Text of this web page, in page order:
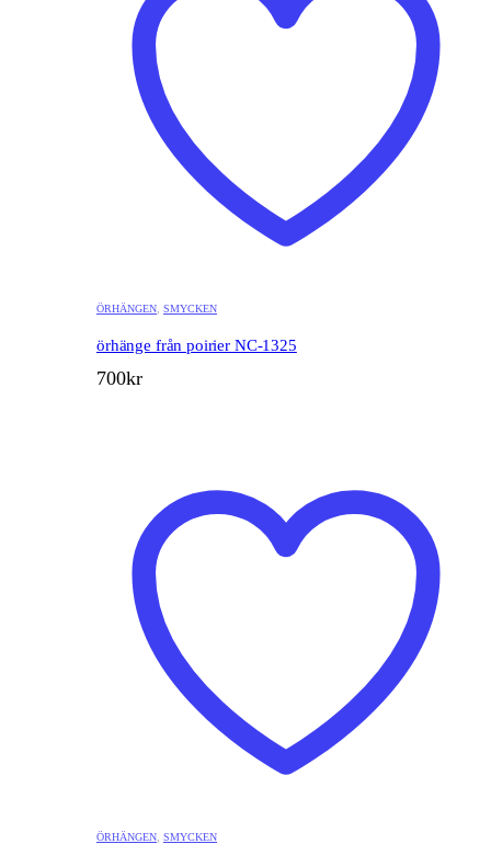
ÖRHÄNGEN SMYCKEN
örhänge från poirier NC-1325
700kr
ÖRHÄNGEN SMYCKEN